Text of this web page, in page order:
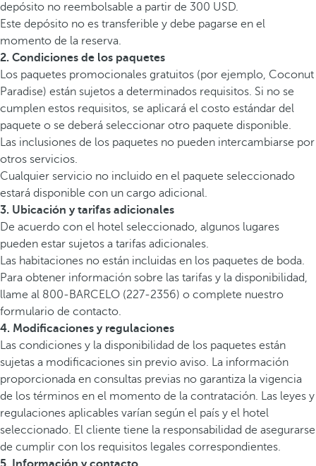
depósito no reembolsable a partir de 300 USD.
Este depósito no es transferible y debe pagarse en el
momento de la reserva.
2. Condiciones de los paquetes
Los paquetes promocionales gratuitos (por ejemplo, Coconut
Paradise) están sujetos a determinados requisitos. Si no se
cumplen estos requisitos, se aplicará el costo estándar del
paquete o se deberá seleccionar otro paquete disponible.
Las inclusiones de los paquetes no pueden intercambiarse por
otros servicios.
Cualquier servicio no incluido en el paquete seleccionado
estará disponible con un cargo adicional.
3. Ubicación y tarifas adicionales
De acuerdo con el hotel seleccionado, algunos lugares
pueden estar sujetos a tarifas adicionales.
Las habitaciones no están incluidas en los paquetes de boda.
Para obtener información sobre las tarifas y la disponibilidad,
llame al 800-BARCELO (227-2356) o complete nuestro
formulario de contacto.
4. Modificaciones y regulaciones
Las condiciones y la disponibilidad de los paquetes están
sujetas a modificaciones sin previo aviso. La información
proporcionada en consultas previas no garantiza la vigencia
de los términos en el momento de la contratación. Las leyes y
regulaciones aplicables varían según el país y el hotel
seleccionado. El cliente tiene la responsabilidad de asegurarse
de cumplir con los requisitos legales correspondientes.